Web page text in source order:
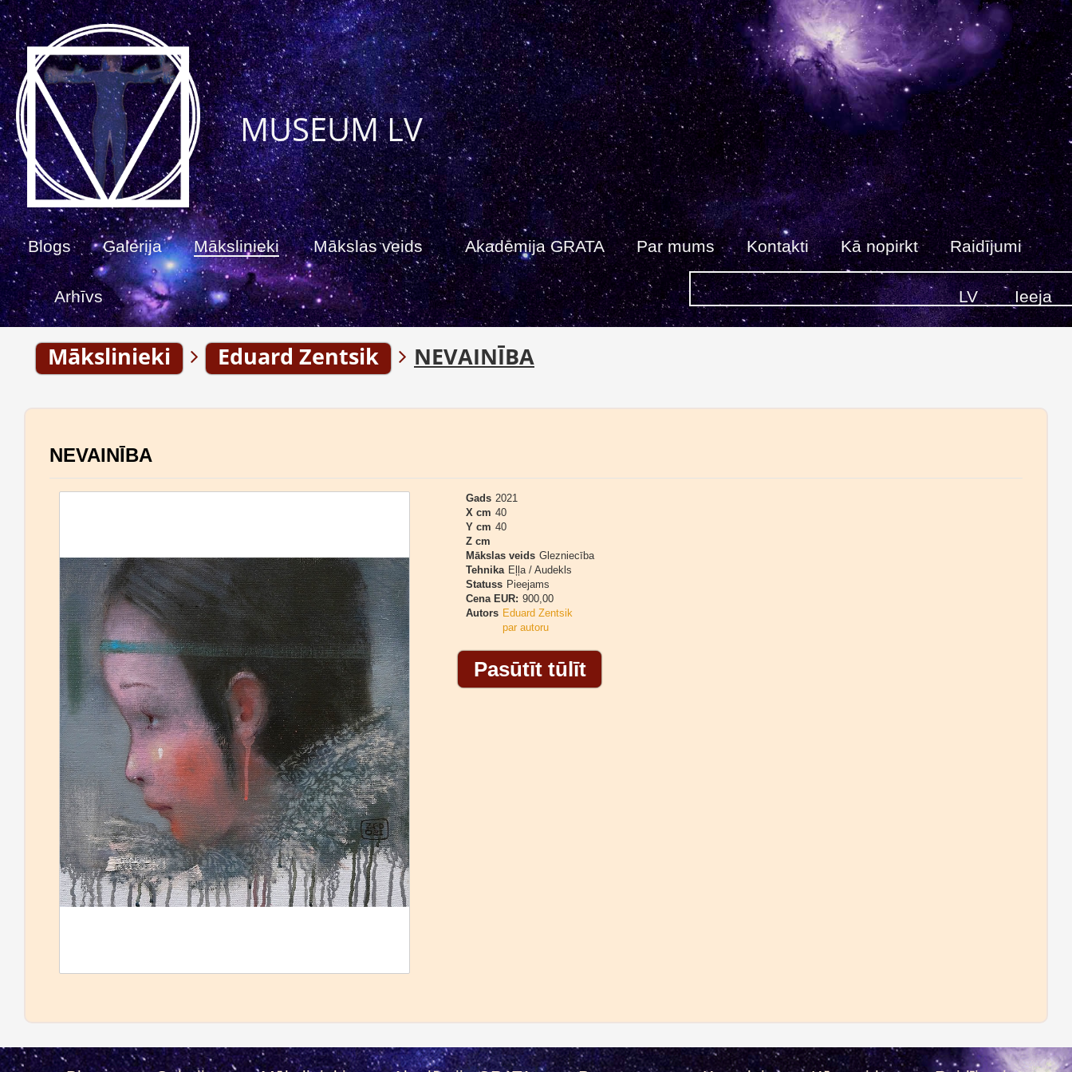
Blogs Galerija Mākslinieki Mākslas veids Akadēmija GRATA Par mums Kontakti Kā nopirkt Raidījumi
Arhīvs Ieeja
LV
MUSEUM LV
Mākslinieki Eduard Zentsik NEVAINĪBA
NEVAINĪBA
Gads 2021
X cm 40
Y cm 40
Z cm
Mākslas veids Glezniecība
Tehnika Eļļa / Audekls
Statuss Pieejams
Cena EUR: 900,00
Autors Eduard Zentsik
par autoru
Pasūtīt tūlīt